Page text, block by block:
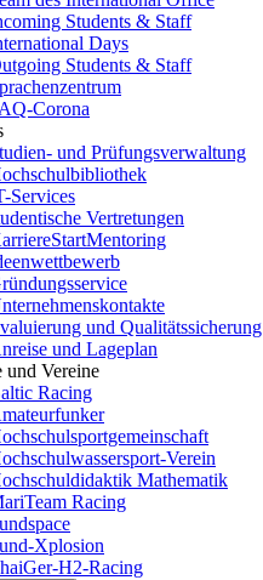
Students & Staff
Days
Students & Staff
Corona
und Prüfungsverwaltung
Services
Vertretungen
und Qualitätssicherung
und Lageplan
und Vereine
Racing
Verein
Mathematik
Racing
Xplosion
H2-Racing